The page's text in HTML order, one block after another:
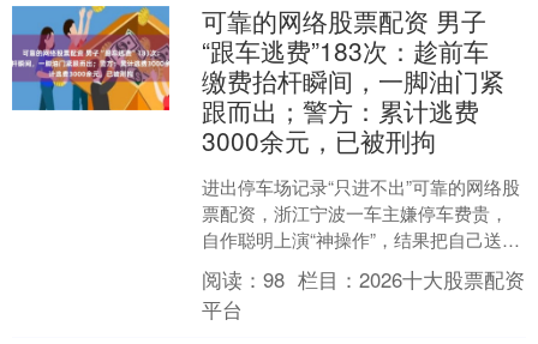
可靠的网络股票配资 男子
“跟车逃费”183次：趁前车
缴费抬杆瞬间，一脚油门紧
跟而出；警方：累计逃费
3000余元，已被刑拘
进出停车场记录“只进不出”可靠的网络股
票配资，浙江宁波一车主嫌停车费贵，
自作聪明上演“神操作”，结果把自己送进
了看守所。 近日，浙江宁波奉化岳林派
出所接到停车场....
阅读：98 栏目：2026十大股票配资
平台